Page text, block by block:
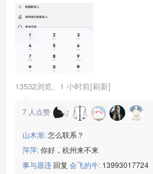
13532浏览、 1 小时前[刷新]
7 人点赞
山木渐:怎么联系？
萍萍:你好，杭州来不来
事与愿违 回复 会飞的牛: 13993017724